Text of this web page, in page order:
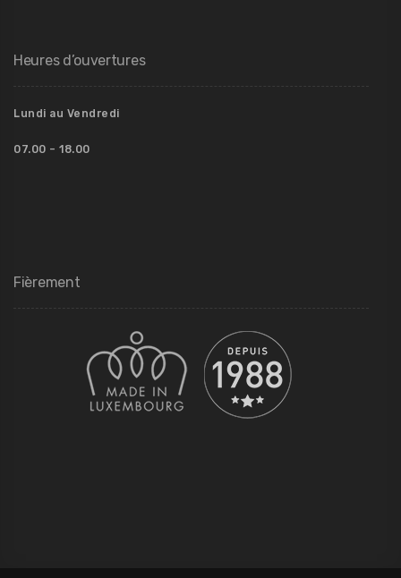
Heures d’ouvertures
Lundi au Vendredi
07.00 – 18.00
Fièrement